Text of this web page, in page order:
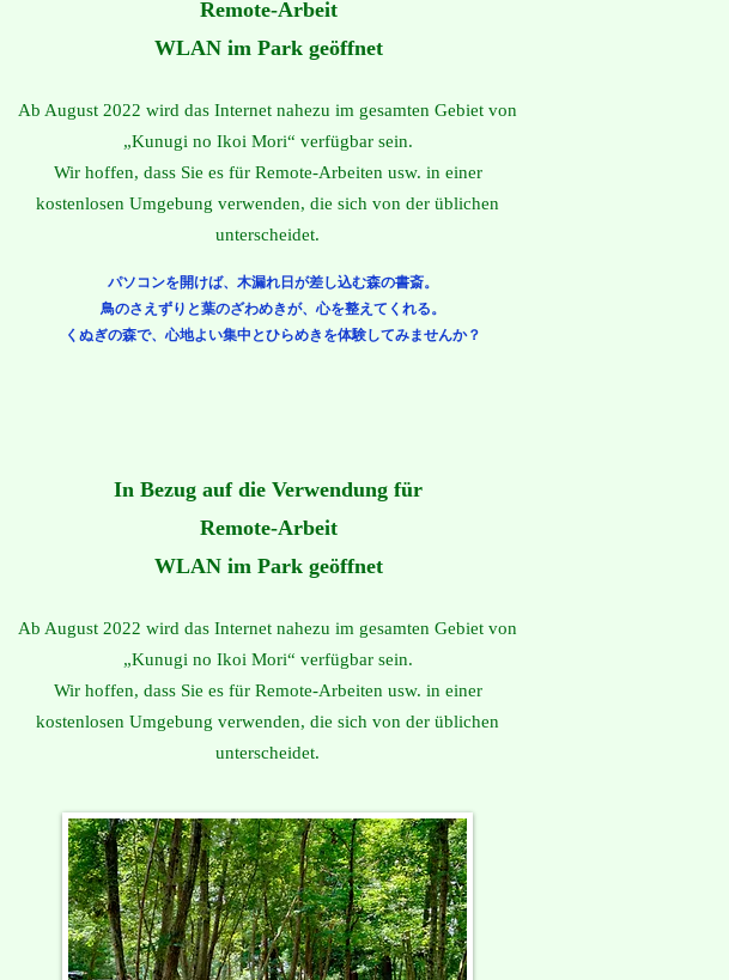
Remote-Arbeit
WLAN im Park geöffnet
Ab August 2022 wird das Internet nahezu im gesamten Gebiet von
„Kunugi no Ikoi Mori“ verfügbar sein.
Wir hoffen, dass Sie es für Remote-Arbeiten usw. in einer
kostenlosen Umgebung verwenden, die sich von der üblichen
unterscheidet.
パソコンを開けば、木漏れ日が差し込む森の書斎。
鳥のさえずりと葉のざわめきが、心を整えてくれる。
くぬぎの森で、心地よい集中とひらめきを体験してみませんか？
In Bezug auf die Verwendung für
Remote-Arbeit
WLAN im Park geöffnet
Ab August 2022 wird das Internet nahezu im gesamten Gebiet von
„Kunugi no Ikoi Mori“ verfügbar sein.
Wir hoffen, dass Sie es für Remote-Arbeiten usw. in einer
kostenlosen Umgebung verwenden, die sich von der üblichen
unterscheidet.